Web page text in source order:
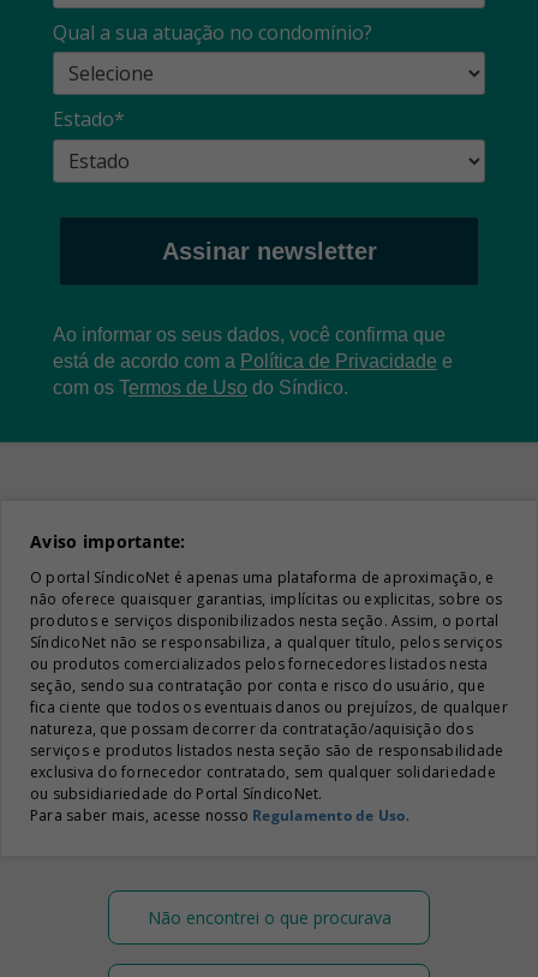
Qual a sua atuação no condomínio?
Estado*
Assinar newsletter
Ao informar os seus dados, você confirma que
está de acordo com a Política de Privacidade e
com os Termos de Uso do Síndico.
Aviso importante:
O portal SíndicoNet é apenas uma plataforma de aproximação, e
não oferece quaisquer garantias, implícitas ou explicitas, sobre os
produtos e serviços disponibilizados nesta seção. Assim, o portal
SíndicoNet não se responsabiliza, a qualquer título, pelos serviços
ou produtos comercializados pelos fornecedores listados nesta
seção, sendo sua contratação por conta e risco do usuário, que
fica ciente que todos os eventuais danos ou prejuízos, de qualquer
natureza, que possam decorrer da contratação/aquisição dos
serviços e produtos listados nesta seção são de responsabilidade
exclusiva do fornecedor contratado, sem qualquer solidariedade
ou subsidiariedade do Portal SíndicoNet.
Para saber mais, acesse nosso Regulamento de Uso.
Não encontrei o que procurava